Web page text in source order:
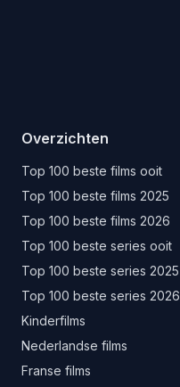
Overzichten
Top 100 beste films ooit
Top 100 beste films 2025
Top 100 beste films 2026
Top 100 beste series ooit
Top 100 beste series 2025
Top 100 beste series 2026
Kinderfilms
Nederlandse films
Franse films